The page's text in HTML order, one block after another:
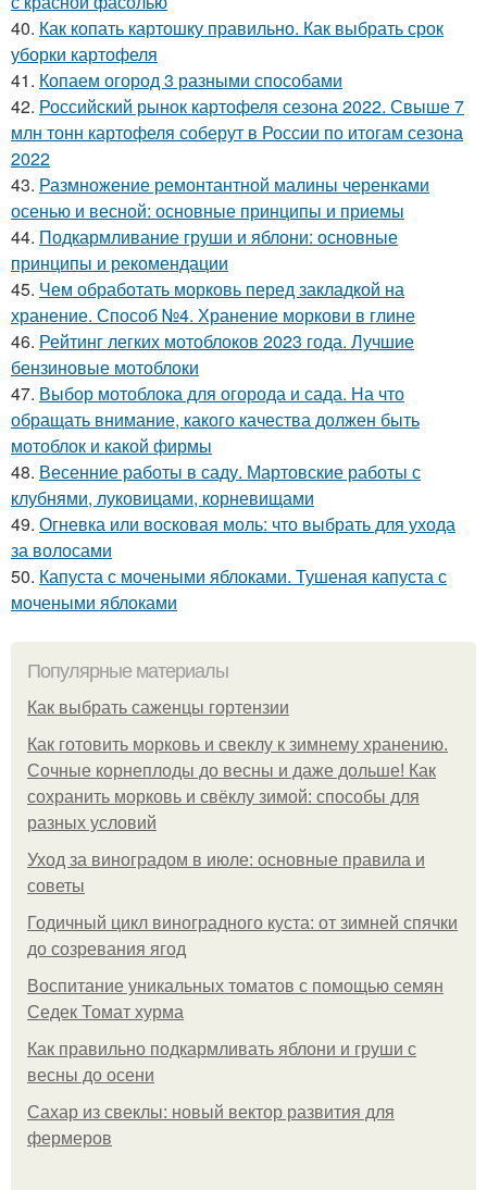
40. Как копать картошку правильно. Как выбрать срок
уборки картофеля
41. Копаем огород 3 разными способами
42. Российский рынок картофеля сезона 2022. Свыше 7
млн тонн картофеля соберут в России по итогам сезона
2022
43. Размножение ремонтантной малины черенками
осенью и весной: основные принципы и приемы
44. Подкармливание груши и яблони: основные
принципы и рекомендации
45. Чем обработать морковь перед закладкой на
хранение. Способ №4. Хранение моркови в глине
46. Рейтинг легких мотоблоков 2023 года. Лучшие
бензиновые мотоблоки
47. Выбор мотоблока для огорода и сада. На что
обращать внимание, какого качества должен быть
мотоблок и какой фирмы
48. Весенние работы в саду. Мартовские работы с
клубнями, луковицами, корневищами
49. Огневка или восковая моль: что выбрать для ухода
за волосами
50. Капуста с мочеными яблоками. Тушеная капуста с
мочеными яблоками
Популярные материалы
Как выбрать саженцы гортензии
Как готовить морковь и свеклу к зимнему хранению.
Сочные корнеплоды до весны и даже дольше! Как
сохранить морковь и свёклу зимой: способы для
разных условий
Уход за виноградом в июле: основные правила и
советы
Годичный цикл виноградного куста: от зимней спячки
до созревания ягод
Воспитание уникальных томатов с помощью семян
Седек Томат хурма
Как правильно подкармливать яблони и груши с
весны до осени
Сахар из свеклы: новый вектор развития для
фермеров